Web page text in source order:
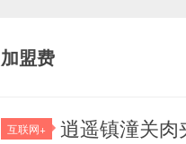
加盟费
互联网+ 逍遥镇潼关